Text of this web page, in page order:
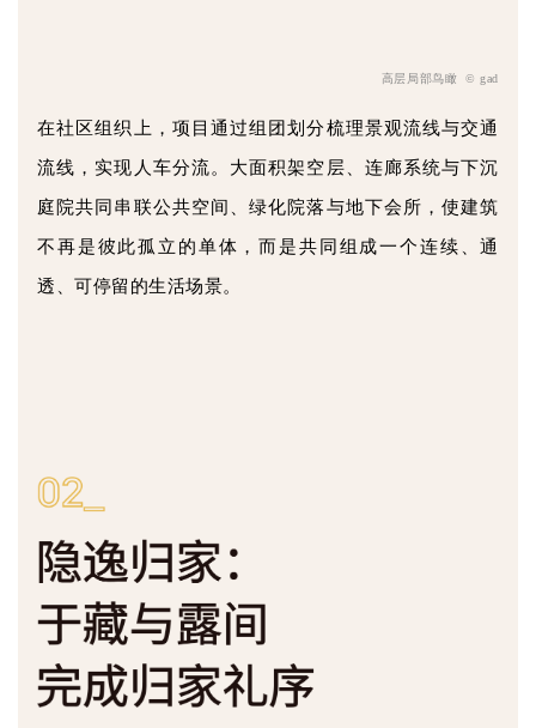
高层局部鸟瞰 © gad
在社区组织上，项目通过组团划分梳理景观流线与交通
流线，实现人车分流。大面积架空层、连廊系统与下沉
庭院共同串联公共空间、绿化院落与地下会所，使建筑
不再是彼此孤立的单体，而是共同组成一个连续、通
透、可停留的生活场景。